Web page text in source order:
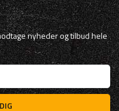
nyheder og tilbud hele